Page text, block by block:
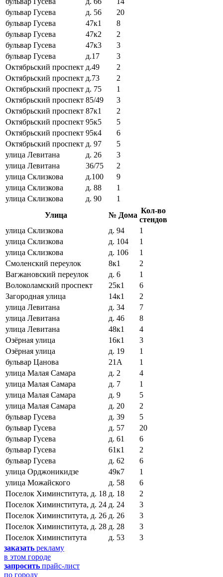
бульвар Гусева
д. 56
20
бульвар Гусева
47к1
8
бульвар Гусева
47к2
2
бульвар Гусева
47к3
3
бульвар Гусева
д.17
3
Октябрьский проспект д.49
2
Октябрьский проспект д.73
2
Октябрьский проспект д. 75
1
Октябрьский проспект 85/49
3
Октябрьский проспект 87к1
2
Октябрьский проспект 95к5
5
Октябрьский проспект 95к4
6
Октябрьский проспект д. 97
5
улица Левитана
д. 26
3
улица Левитана
36/75
2
улица Склизкова
д.100
9
улица Склизкова
д. 88
1
улица Склизкова
д. 90
1
Улица
№ Дома
Кол-во
стендов
улица Склизкова
д. 94
1
улица Склизкова
д. 104
1
улица Склизкова
д. 106
1
Смоленский переулок
8к1
2
Вагжановский переулок
д. 6
1
Волоколамский проспект
25к1
6
Загородная улица
14к1
2
улица Левитана
д. 34
7
улица Левитана
д. 46
8
улица Левитана
48к1
4
Озёрная улица
16к1
3
Озёрная улица
д. 19
1
бульвар Цанова
21А
1
улица Малая Самара
д. 2
4
улица Малая Самара
д. 7
1
улица Малая Самара
д. 9
5
улица Малая Самара
д. 20
2
бульвар Гусева
д. 39
5
бульвар Гусева
д. 57
20
бульвар Гусева
д. 61
6
бульвар Гусева
61к1
2
бульвар Гусева
д. 62
6
улица Орджоникидзе
49к7
1
улица Можайского
д. 58
6
Поселок Химинститута, д. 18 д. 18
2
Поселок Химинститута, д. 24 д. 24
3
Поселок Химинститута, д. 26 д. 26
3
Поселок Химинститута, д. 28 д. 28
3
Поселок Химинститута
д. 53
3
заказать рекламу
в этом городе
запросить прайс-лист
по городу